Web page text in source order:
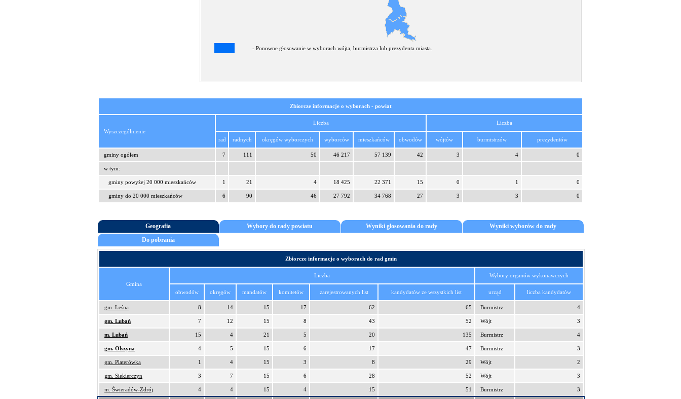
- Ponowne głosowanie w wyborach wójta, burmistrza lub prezydenta miasta.
Zbiorcze informacje o wyborach - powiat
Wyszczególnienie
Liczba Liczba
rad radnych okręgów wyborczych wyborców mieszkańców obwodów wójtów burmistrzów prezydentów
gminy ogółem 7 111 50 46 217 57 139 42 3 4 0
w tym:
gminy powyżej 20 000 mieszkańców 1 21 4 18 425 22 371 15 0 1 0
gminy do 20 000 mieszkańców 6 90 46 27 792 34 768 27 3 3 0
Geografia Wybory do rady powiatu Wyniki głosowania do rady
Wyniki wyborów do rady
Do pobrania
Zbiorcze informacje o wyborach do rad gmin
Gmina
Liczba Wybory organów wykonawczych
obwodów okręgów mandatów komitetów zarejestrowanych list kandydatów ze wszystkich list urząd liczba kandydatów
gm. Leśna 8 14 15 17 62 65 Burmistrz 4
gm. Lubań 7 12 15 8 43 52 Wójt 3
m. Lubań 15 4 21 5 20 135 Burmistrz 4
gm. Olszyna 4 5 15 6 17 47 Burmistrz 3
gm. Platerówka 1 4 15 3 8 29 Wójt 2
gm. Siekierczyn 3 7 15 6 28 52 Wójt 3
m. Świeradów-Zdrój 4 4 15 4 15 51 Burmistrz 3